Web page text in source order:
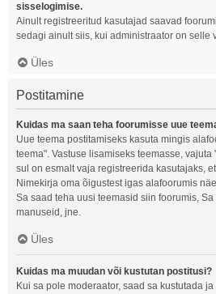
sisselogimise.
Ainult registreeritud kasutajad saavad
sedagi ainult siis, kui administraator on selle
Üles
Postitamine
Kuidas ma saan teha foorumisse uue
Uue teema postitamiseks kasuta mingis
teema". Vastuse lisamiseks teemasse, vajuta
sul on esmalt vaja registreerida kasutajaks,
Nimekirja oma õigustest igas alafoorumis
Sa saad teha uusi teemasid siin foorumis,
manuseid, jne.
Üles
Kuidas ma muudan või kustutan postitusi?
Kui sa pole moderaator, saad sa kustutada